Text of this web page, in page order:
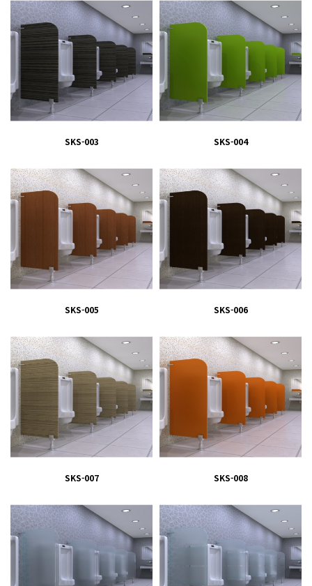
SKS-003 SKS-004
SKS-005 SKS-006
SKS-007 SKS-008